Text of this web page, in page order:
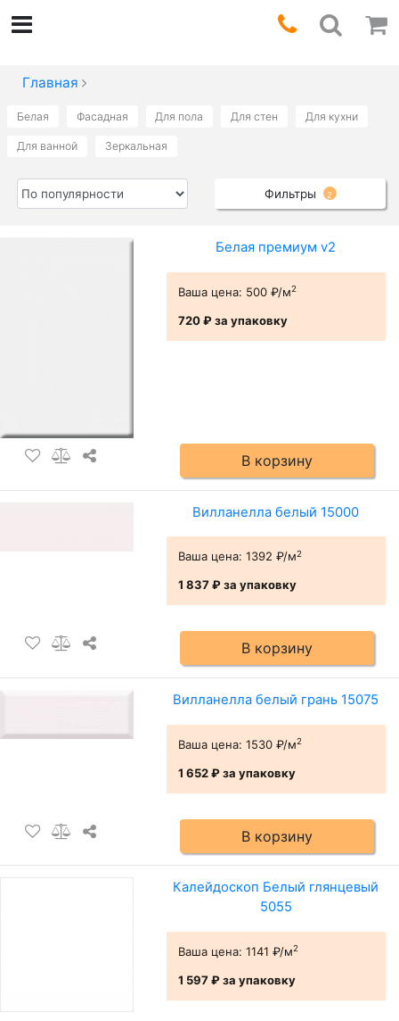
Главная
Белая Фасадная Для пола Для стен Для кухни
Для ванной Зеркальная
Фильтры 2
Белая премиум v2
Ваша цена: 500 ₽/м2
720 ₽за упаковку
В корзину
Вилланелла белый 15000
Ваша цена: 1392 ₽/м2
1 837 ₽за упаковку
В корзину
Вилланелла белый грань 15075
Ваша цена: 1530 ₽/м2
1 652 ₽за упаковку
В корзину
Калейдоскоп Белый глянцевый
5055
Ваша цена: 1141 ₽/м2
1 597 ₽за упаковку